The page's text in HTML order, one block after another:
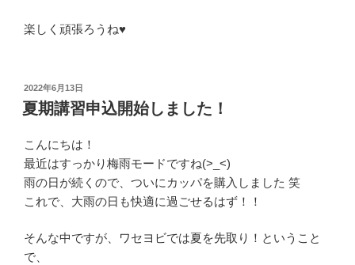
楽しく頑張ろうね♥
投
稿
日:
2022年6月13日
夏期講習申込開始しました！
こんにちは！
最近はすっかり梅雨モードですね(>_<)
雨の日が続くので、ついにカッパを購入しました 笑
これで、大雨の日も快適に過ごせるはず！！
そんな中ですが、ワセヨビでは夏を先取り！ということ
で、